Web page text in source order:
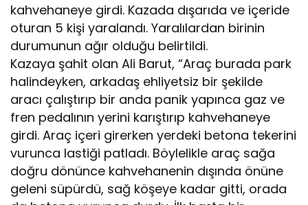
kahvehaneye girdi. Kazada dışarıda ve içeride
oturan 5 kişi yaralandı. Yaralılardan birinin
durumunun ağır olduğu belirtildi.
Kazaya şahit olan Ali Barut, “Araç burada park
halindeyken, arkadaş ehliyetsiz bir şekilde
aracı çalıştırıp bir anda panik yapınca gaz ve
fren pedalının yerini karıştırıp kahvehaneye
girdi. Araç içeri girerken yerdeki betona tekerini
vurunca lastiği patladı. Böylelikle araç sağa
doğru dönünce kahvehanenin dışında önüne
geleni süpürdü, sağ köşeye kadar gitti, orada